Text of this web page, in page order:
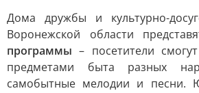
Дома дружбы и культурно-
Воронежской области
программы – посетители
предметами быта разных
самобытные мелодии и песни.